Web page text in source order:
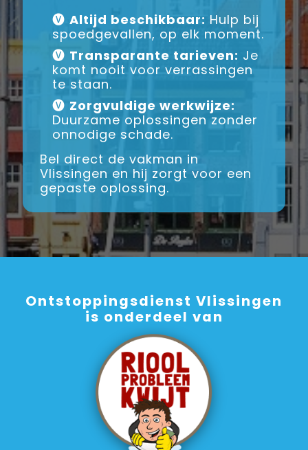
🅥 Altijd beschikbaar: Hulp bij
spoedgevallen, op elk moment.
🅥 Transparante tarieven: Je
komt nooit voor verrassingen
te staan.
🅥 Zorgvuldige werkwijze:
Duurzame oplossingen zonder
onnodige schade.
Bel direct de vakman in
Vlissingen en hij zorgt voor een
gepaste oplossing.
Ontstoppingsdienst Vlissingen
is onderdeel van